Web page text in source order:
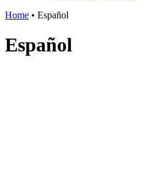
Home • Español
Español